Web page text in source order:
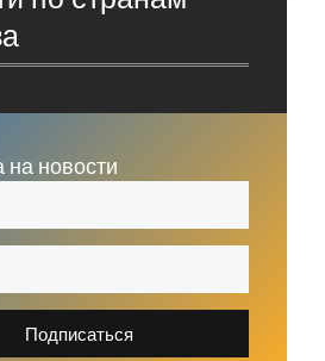
на новости
Подписаться